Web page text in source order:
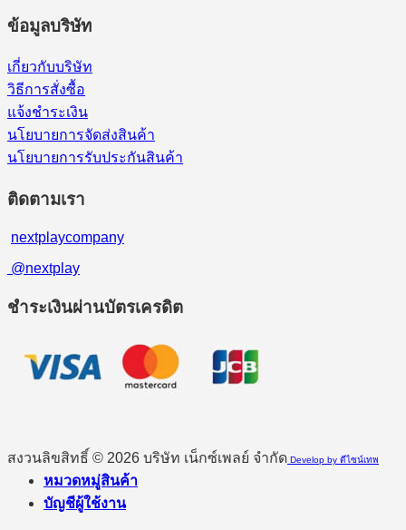
ข้อมูลบริษัท
เกี่ยวกับบริษัท
วิธีการสั่งซื้อ
แจ้งชำระเงิน
นโยบายการจัดส่งสินค้า
นโยบายการรับประกันสินค้า
ติดตามเรา
nextplaycompany
@nextplay
ชำระเงินผ่านบัตรเครดิต
สงวนลิขสิทธิ์ © 2026 บริษัท เน็กซ์เพลย์ จำกัด Develop by ดีไซน์เทพ
หมวดหมู่สินค้า
บัญชีผู้ใช้งาน